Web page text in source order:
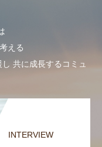
える
共に成長するコミュ
INTERVIEW